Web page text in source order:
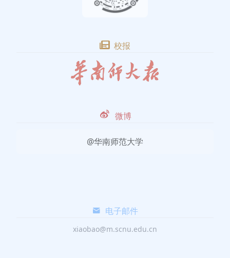
校报
微博
@华南师范大学
电子邮件
xiaobao@m.scnu.edu.cn